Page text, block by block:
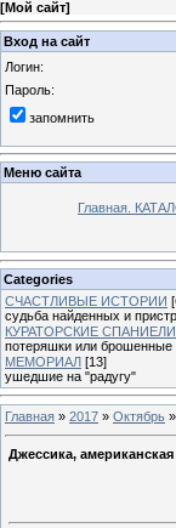
[Мой сайт]
Вход на сайт
Логин:
Пароль:
запомнить
Меню сайта
Главная.
Categories
СЧАСТЛИВЫЕ ИСТОРИИ
судьба найденных и
КУРАТОРСКИЕ СПАНИЕЛИ
потеряшки или брошенные
МЕМОРИАЛ [13]
ушедшие на "радугу"
Главная » 2017 » Октябрь »
Джессика,